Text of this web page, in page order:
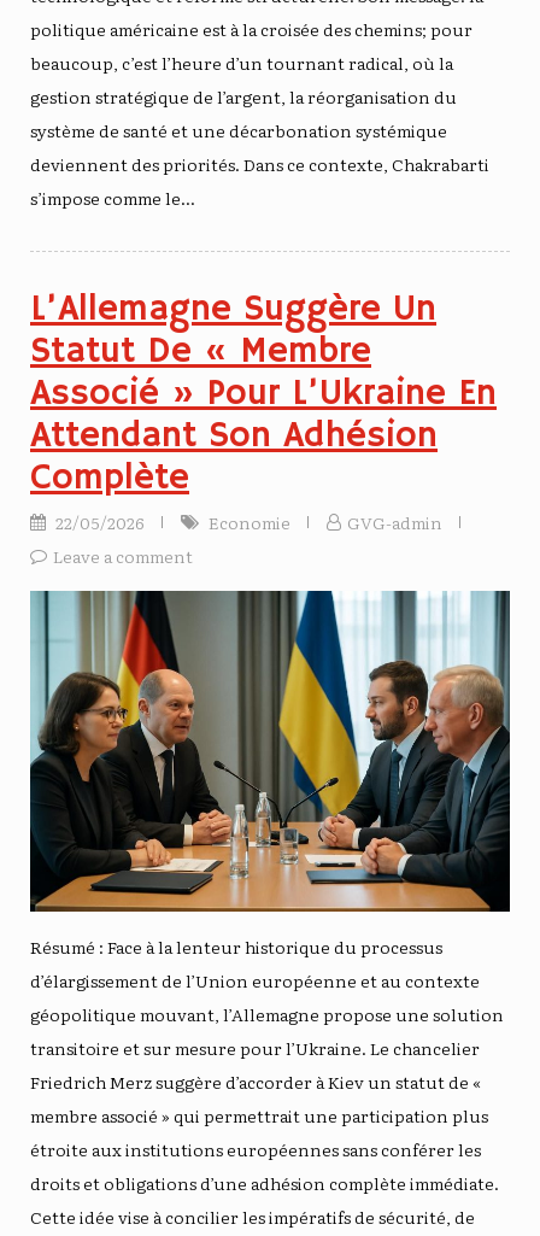
politique américaine est à la croisée des chemins; pour
beaucoup, c’est l’heure d’un tournant radical, où la
gestion stratégique de l’argent, la réorganisation du
système de santé et une décarbonation systémique
deviennent des priorités. Dans ce contexte, Chakrabarti
s’impose comme le…
L’Allemagne Suggère Un
Statut De « Membre
Associé » Pour L’Ukraine En
Attendant Son Adhésion
Complète
22/05/2026 Economie
GVG-admin
Leave a comment
Résumé : Face à la lenteur historique du processus
d’élargissement de l’Union européenne et au contexte
géopolitique mouvant, l’Allemagne propose une solution
transitoire et sur mesure pour l’Ukraine. Le chancelier
Friedrich Merz suggère d’accorder à Kiev un statut de «
membre associé » qui permettrait une participation plus
étroite aux institutions européennes sans conférer les
droits et obligations d’une adhésion complète immédiate.
Cette idée vise à concilier les impératifs de sécurité, de